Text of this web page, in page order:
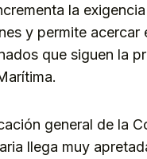
la
y permite acercar
que siguen la
general de la
llega muy